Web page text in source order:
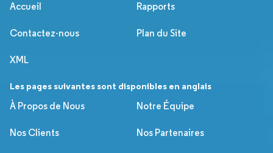
Accueil Rapports
Contactez-nous Plan du Site
XML
Les pages suivantes sont disponibles en anglais
À Propos de Nous
Notre Équipe
Nos Clients Nos Partenaires